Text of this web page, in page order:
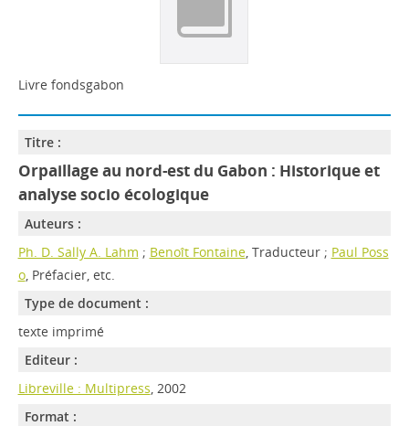
Livre fondsgabon
Titre :
Orpaillage au nord-est du Gabon : Historique et
analyse socio écologique
Auteurs :
Ph. D. Sally A. Lahm ; Benoît Fontaine, Traducteur ; Paul Poss
o, Préfacier, etc.
Type de document :
texte imprimé
Editeur :
Libreville : Multipress, 2002
Format :